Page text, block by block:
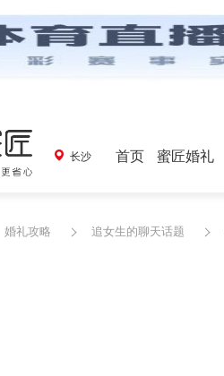
长沙 首页 蜜匠婚礼
婚礼攻略 追女生的聊天话题